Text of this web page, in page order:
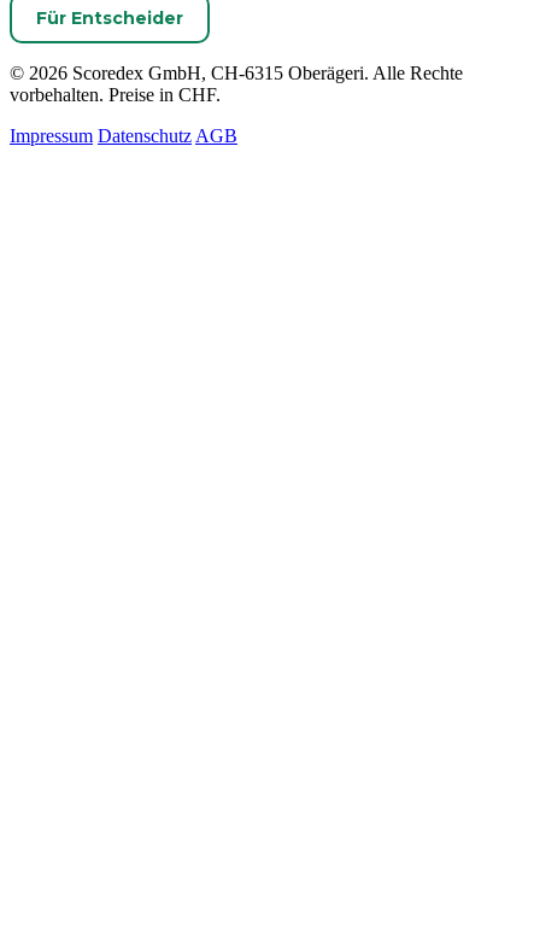
Für Entscheider
© 2026 Scoredex GmbH, CH-6315 Oberägeri. Alle Rechte
vorbehalten. Preise in CHF.
Impressum Datenschutz AGB